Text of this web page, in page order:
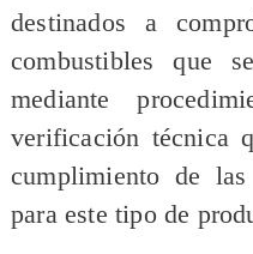
destinados a
combustibles que
mediante
verificación técnica
cumplimiento de las
para este tipo de